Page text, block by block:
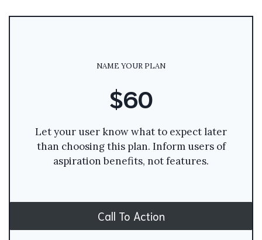
NAME YOUR PLAN
$60
Let your user know what to expect later
than choosing this plan. Inform users of
aspiration benefits, not features.
Call To Action